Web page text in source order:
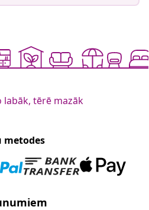
labāk, tērē mazāk
metodes